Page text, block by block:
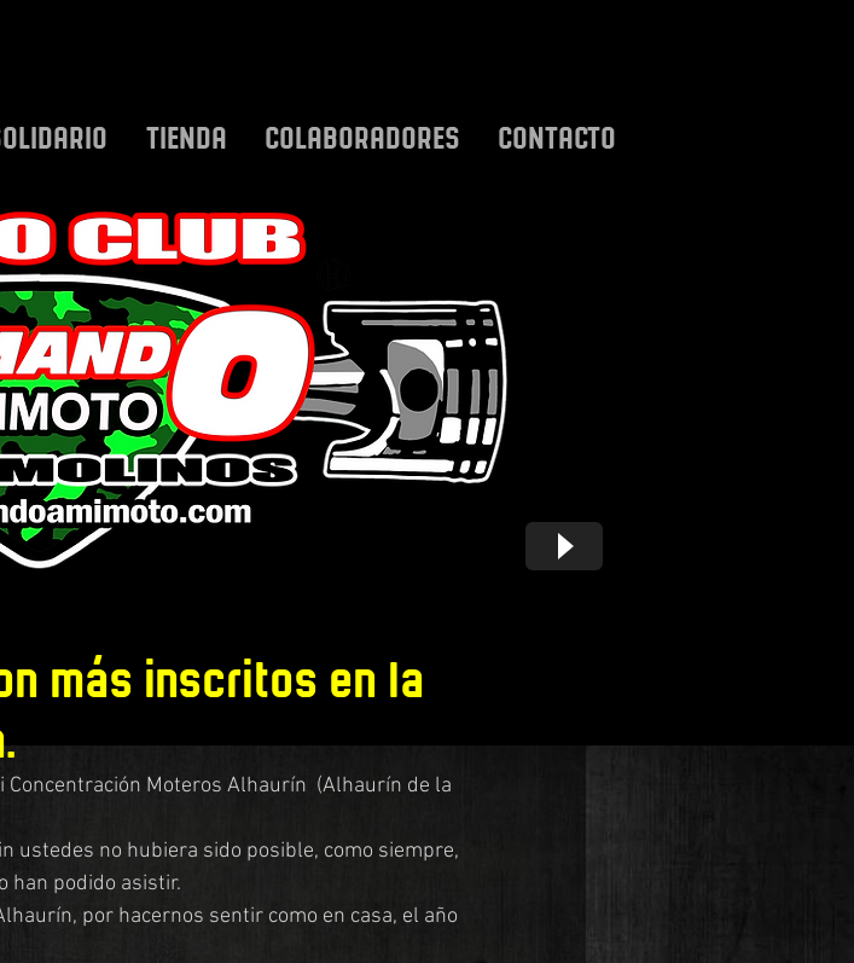
TIENDA COLABORADORES CONTACTO
más inscritos en la
Moteros Alhaurín  (Alhaurín de la
ustedes no hubiera sido posible, como siempre,
han podido asistir.
por hacernos sentir como en casa, el año